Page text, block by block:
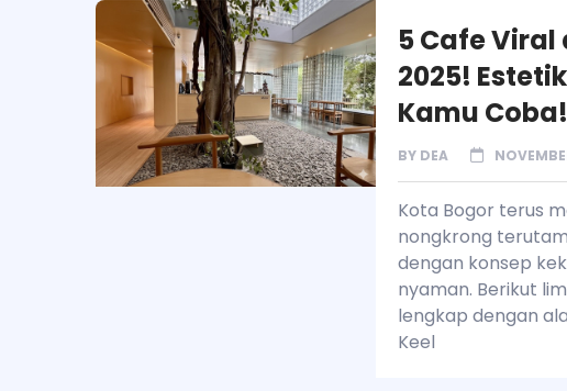
5 Cafe Viral
2025!
Kamu Coba!
BY DEA
Kota Bogor terus
nongkrong
dengan konsep
nyaman. Berikut
lengkap dengan
Keel